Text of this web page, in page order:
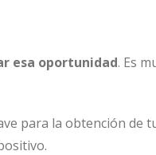
esa oportunidad. Es
para la obtención de